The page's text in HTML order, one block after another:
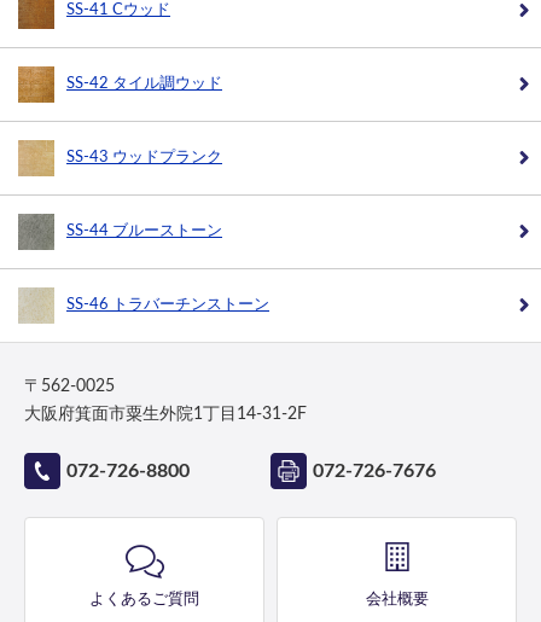
SS-41 Cウッド
SS-42 タイル調ウッド
SS-43 ウッドプランク
SS-44 ブルーストーン
SS-46 トラバーチンストーン
〒562-0025
大阪府箕面市粟生外院1丁目14-31-2F
072-726-8800 072-726-7676
よくあるご質問 会社概要